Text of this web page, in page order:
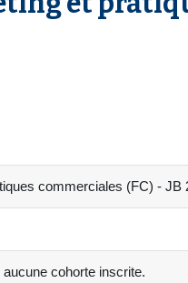
commerciales (FC) - JB
cohorte inscrite.